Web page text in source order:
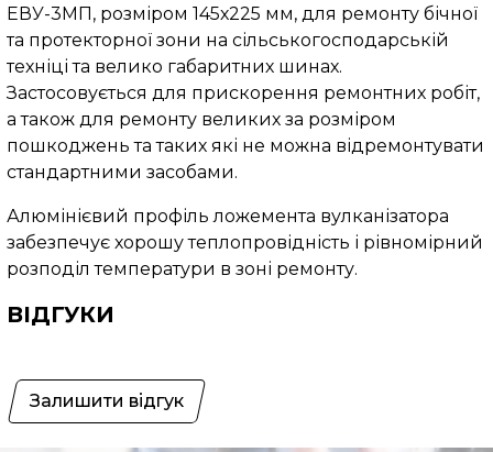
ЕВУ-3МП, розміром 145х225 мм, для ремонту бічної
та протекторної зони на сільськогосподарській
техніці та велико габаритних шинах.
Застосовується для прискорення ремонтних робіт,
а також для ремонту великих за розміром
пошкоджень та таких які не можна відремонтувати
стандартними засобами.
Алюмінієвий профіль ложемента вулканізатора
забезпечує хорошу теплопровідність і рівномірний
розподіл температури в зоні ремонту.
ВІДГУКИ
Залишити відгук